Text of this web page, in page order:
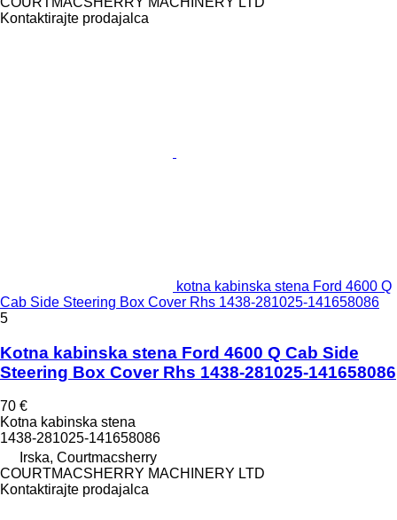
Kontaktirajte prodajalca
kotna kabinska stena Ford 4600 Q
Cab Side Steering Box Cover Rhs 1438-281025-141658086
5
Kotna kabinska stena Ford 4600 Q Cab Side
Steering Box Cover Rhs 1438-281025-141658086
70 €
Kotna kabinska stena
1438-281025-141658086
Irska, Courtmacsherry
COURTMACSHERRY MACHINERY LTD
Kontaktirajte prodajalca